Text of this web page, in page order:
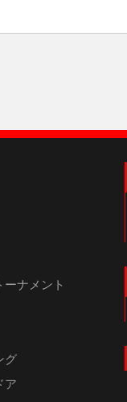
ーナメント
グ
ア